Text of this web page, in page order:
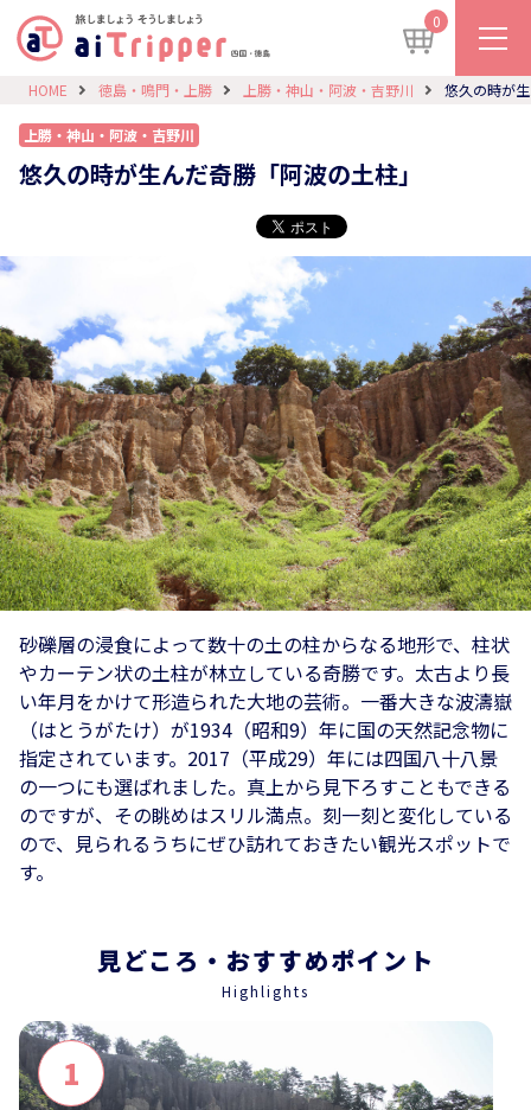
0
HOME 徳島・鳴門・上勝 上勝・神山・阿波・吉野川 悠久の時が
上勝・神山・阿波・吉野川
悠久の時が生んだ奇勝「阿波の土柱」
砂礫層の浸食によって数十の土の柱からなる地形で、柱状
やカーテン状の土柱が林立している奇勝です。太古より長
い年月をかけて形造られた大地の芸術。一番大きな波濤嶽
（はとうがたけ）が1934（昭和9）年に国の天然記念物に
指定されています。2017（平成29）年には四国八十八景
の一つにも選ばれました。真上から見下ろすこともできる
のですが、その眺めはスリル満点。刻一刻と変化している
ので、見られるうちにぜひ訪れておきたい観光スポットで
す。
見どころ・おすすめポイント
Highlights
1